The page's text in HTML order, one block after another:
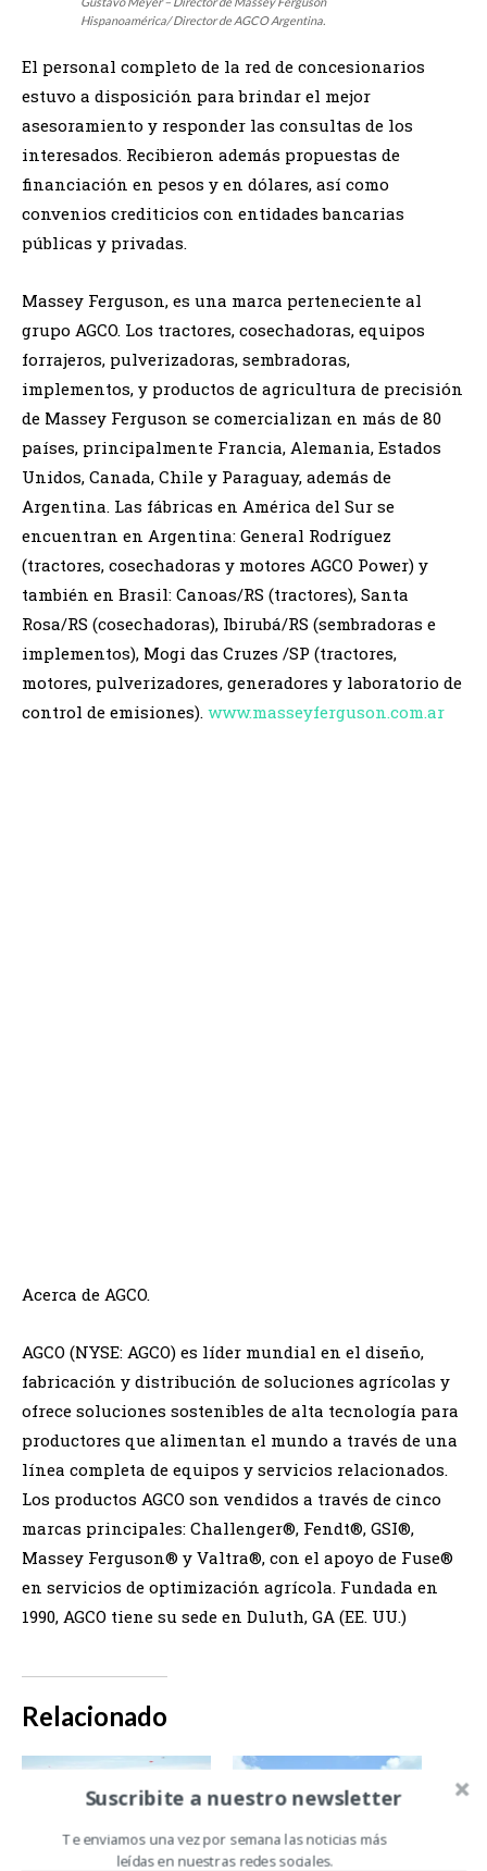
Hispanoamérica/ Director de AGCO Argentina.
El personal completo de la red de concesionarios
estuvo a disposición para brindar el mejor
asesoramiento y responder las consultas de los
interesados. Recibieron además propuestas de
financiación en pesos y en dólares, así como
convenios crediticios con entidades bancarias
públicas y privadas.
Massey Ferguson, es una marca perteneciente al
grupo AGCO. Los tractores, cosechadoras, equipos
forrajeros, pulverizadoras, sembradoras,
implementos, y productos de agricultura de precisión
de Massey Ferguson se comercializan en más de 80
países, principalmente Francia, Alemania, Estados
Unidos, Canada, Chile y Paraguay, además de
Argentina. Las fábricas en América del Sur se
encuentran en Argentina: General Rodríguez
(tractores, cosechadoras y motores AGCO Power) y
también en Brasil: Canoas/RS (tractores), Santa
Rosa/RS (cosechadoras), Ibirubá/RS (sembradoras e
implementos), Mogi das Cruzes /SP (tractores,
motores, pulverizadores, generadores y laboratorio de
control de emisiones). www.masseyferguson.com.ar
Acerca de AGCO.
AGCO (NYSE: AGCO) es líder mundial en el diseño,
fabricación y distribución de soluciones agrícolas y
ofrece soluciones sostenibles de alta tecnología para
productores que alimentan el mundo a través de una
línea completa de equipos y servicios relacionados.
Los productos AGCO son vendidos a través de cinco
marcas principales: Challenger®, Fendt®, GSI®,
Massey Ferguson® y Valtra®, con el apoyo de Fuse®
en servicios de optimización agrícola. Fundada en
1990, AGCO tiene su sede en Duluth, GA (EE. UU.)
Relacionado
Suscribite a nuestro newsletter
Te enviamos una vez por semana las noticias más
leídas en nuestras redes sociales.